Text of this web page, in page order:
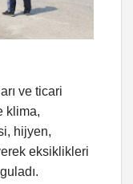
ve ticari
klima,
hijyen,
eksiklikleri